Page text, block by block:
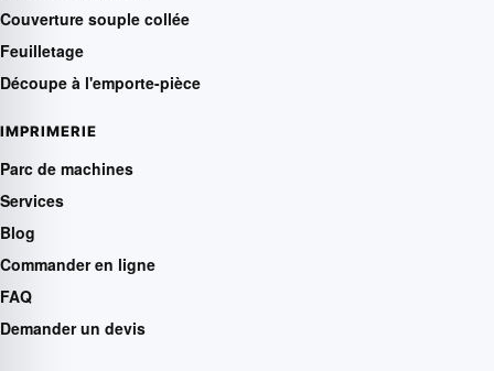
Couverture souple collée
Feuilletage
Découpe à l'emporte-pièce
IMPRIMERIE
Parc de machines
Services
Blog
Commander en ligne
FAQ
Demander un devis